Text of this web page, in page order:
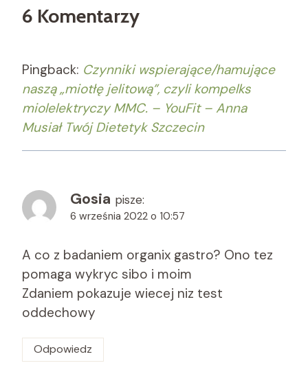
6 Komentarzy
Pingback: Czynniki wspierające/hamujące
naszą „miotłę jelitową”, czyli kompelks
miolelektryczy MMC. – YouFit – Anna
Musiał Twój Dietetyk Szczecin
Gosia pisze:
6 września 2022 o 10:57
A co z badaniem organix gastro? Ono tez
pomaga wykryc sibo i moim
Zdaniem pokazuje wiecej niz test
oddechowy
Odpowiedz